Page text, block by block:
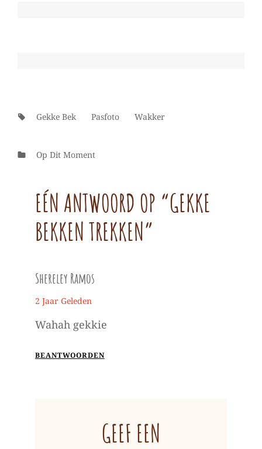
Tags:
Gekke Bek Pasfoto Wakker
Categorieën
Op Dit Moment
EÉN ANTWOORD OP “GEKKE
BEKKEN TREKKEN”
Shereley Ramos
zegt:
2 Jaar Geleden
Wahah gekkie
BEANTWOORDEN
GEEF EEN